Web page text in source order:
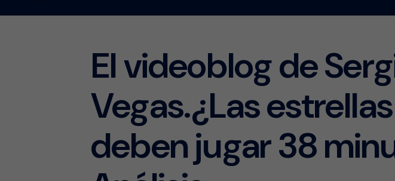
El videoblog de
Vegas.¿Las estrellas
deben jugar 38